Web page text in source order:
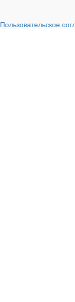
Пользовательское